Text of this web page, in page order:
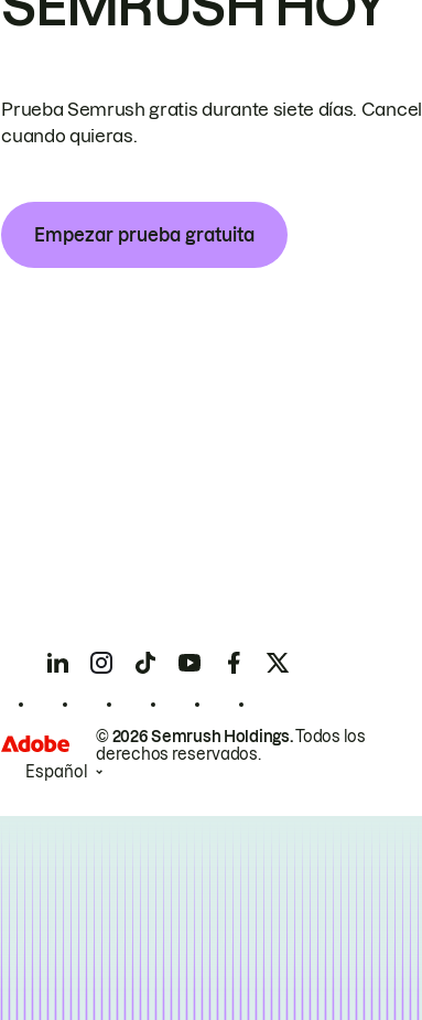
Prueba Semrush gratis durante siete días.
cuando quieras.
Empezar prueba gratuita
© 2026 Semrush Holdings.Todos los
derechos reservados.
Español